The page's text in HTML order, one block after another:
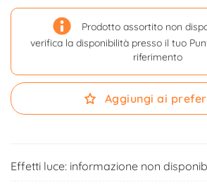
Prodotto assortito non
verifica la disponibilità presso il tuo
riferimento
Aggiungi ai
Effetti luce: informazione non